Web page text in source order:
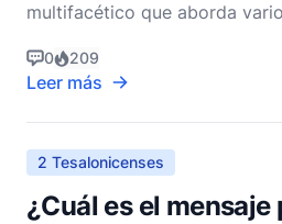
multifacético que aborda
Tesalónica. Para comprender
contexto y significado, es
trasfondo histórico, los
Pablo
0 209
Leer más
2 Tesalonicenses
¿Cuál es el